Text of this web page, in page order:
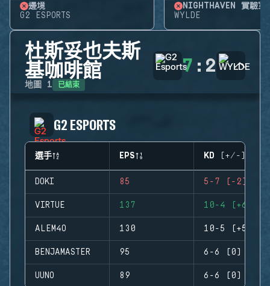
邊境
G2 ESPORTS
NIGHTHAVEN 實驗室
WYLDE
杜斯妥也夫斯
基咖啡館
地圖 1 已結束
7 : 2
G2 ESPORTS
選手 EPS KD (+/-)
DOKI 85 5-7 (-2)
VIRTUE 137 10-4 (+6)
ALEM4O 130 10-5 (+5)
BENJAMASTER 95 6-6 (0)
UUNO 89 6-6 (0)